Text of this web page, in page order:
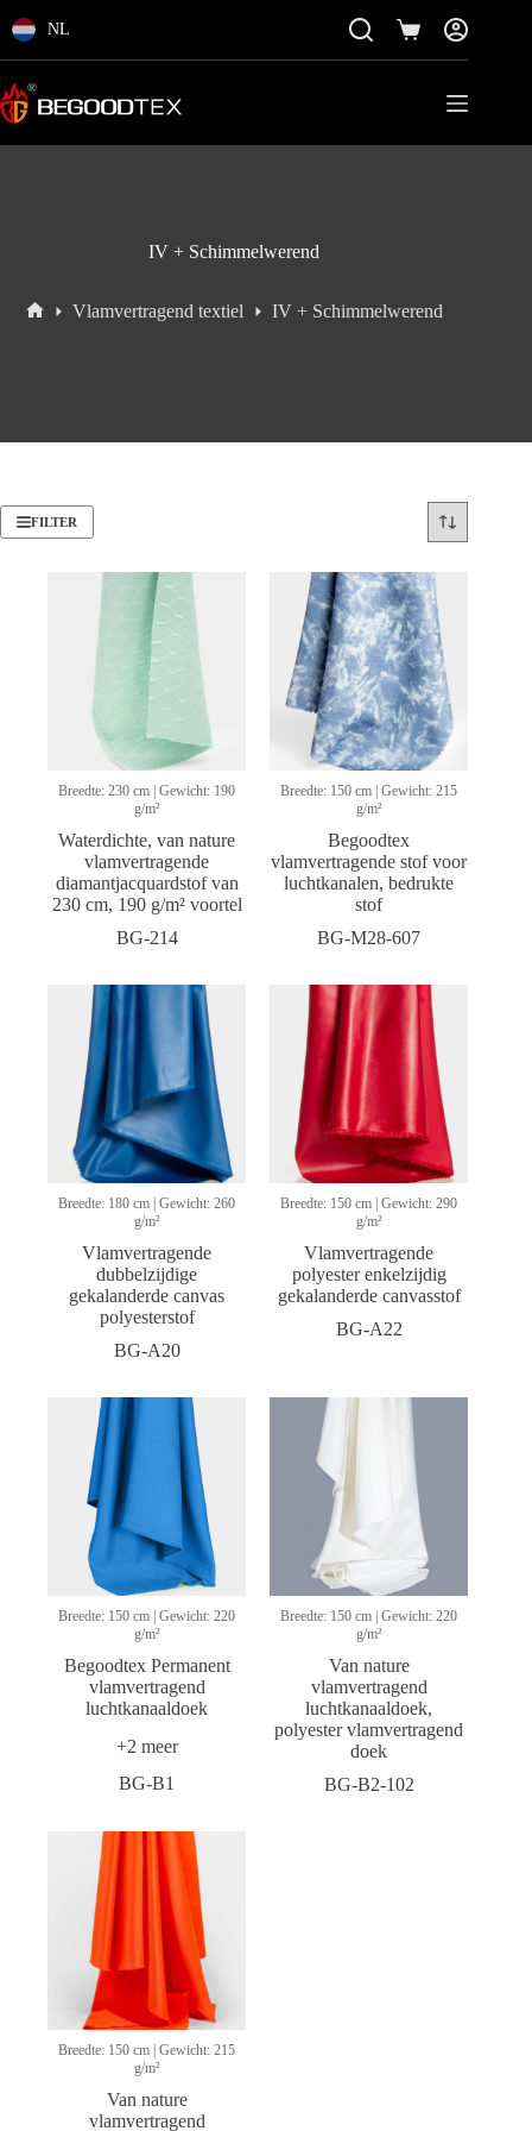
direct
inhoud
NL Winkelmand
IV + Schimmelwerend
Vlamvertragend textiel IV + Schimmelwerend
FILTER
Breedte: 230 cm | Gewicht: 190
g/m²
Waterdichte, van nature
vlamvertragende
diamantjacquardstof van
230 cm, 190 g/m² voortel
BG-214
Breedte: 150 cm | Gewicht: 215
g/m²
Begoodtex
vlamvertragende stof voor
luchtkanalen, bedrukte
stof
BG-M28-607
Breedte: 180 cm | Gewicht: 260
g/m²
Vlamvertragende
dubbelzijdige
gekalanderde canvas
polyesterstof
BG-A20
Breedte: 150 cm | Gewicht: 290
g/m²
Vlamvertragende
polyester enkelzijdig
gekalanderde canvasstof
BG-A22
Breedte: 150 cm | Gewicht: 220
g/m²
Begoodtex Permanent
vlamvertragend
luchtkanaaldoek
+2 meer
BG-B1
Breedte: 150 cm | Gewicht: 220
g/m²
Van nature
vlamvertragend
luchtkanaaldoek,
polyester vlamvertragend
doek
BG-B2-102
Breedte: 150 cm | Gewicht: 215
g/m²
Van nature
vlamvertragend